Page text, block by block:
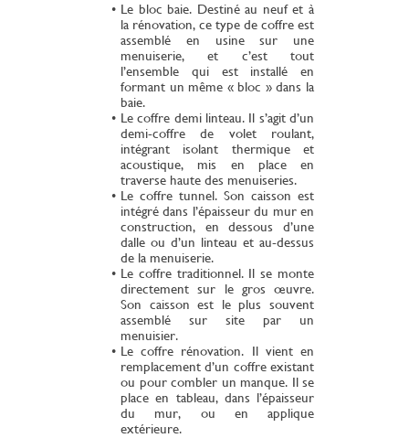
Le bloc baie. Destiné au neuf et à
la rénovation, ce type de coffre est
assemblé en usine sur une
menuiserie, et c’est tout
l’ensemble qui est installé en
formant un même « bloc » dans la
baie.
Le coffre demi linteau. Il s’agit d’un
demi-coffre de volet roulant,
intégrant isolant thermique et
acoustique, mis en place en
traverse haute des menuiseries.
Le coffre tunnel. Son caisson est
intégré dans l’épaisseur du mur en
construction, en dessous d’une
dalle ou d’un linteau et au-dessus
de la menuiserie.
Le coffre traditionnel. Il se monte
directement sur le gros œuvre.
Son caisson est le plus souvent
assemblé sur site par un
menuisier.
Le coffre rénovation. Il vient en
remplacement d’un coffre existant
ou pour combler un manque. Il se
place en tableau, dans l’épaisseur
du mur, ou en applique
extérieure.